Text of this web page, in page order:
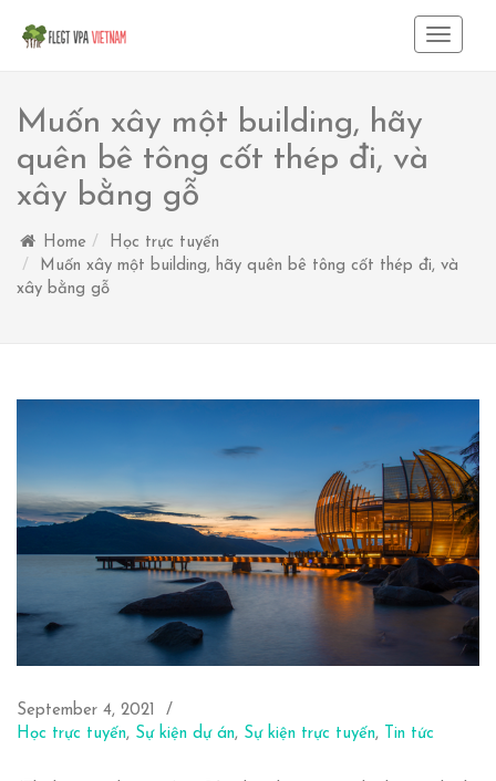
Toggle
Muốn xây một building, hãy
quên bê tông cốt thép đi, và
xây bằng gỗ
Home
Học trực tuyến
Muốn xây một building, hãy quên bê tông cốt thép đi, và
xây bằng gỗ
September 4, 2021
Học trực tuyến, Sự kiện dự án, Sự kiện trực tuyến, Tin tức